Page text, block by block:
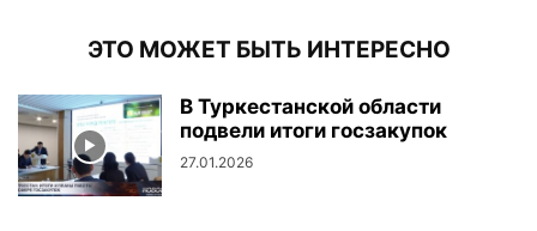
ЭТО МОЖЕТ БЫТЬ ИНТЕРЕСНО
В Туркестанской области
подвели итоги госзакупок
27.01.2026